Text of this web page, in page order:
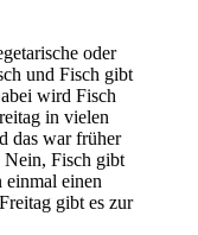
oder
und Fisch gibt
wird Fisch
in vielen
das war früher
Nein, Fisch gibt
einmal einen
gibt es zur